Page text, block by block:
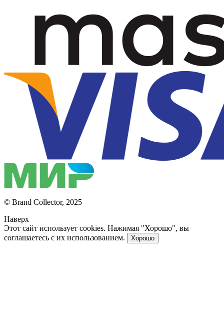
© Brand Collector, 2025
Наверх
Этот сайт использует cookies. Нажимая "Хорошо", вы
соглашаетесь с их использованием.
Хорошо